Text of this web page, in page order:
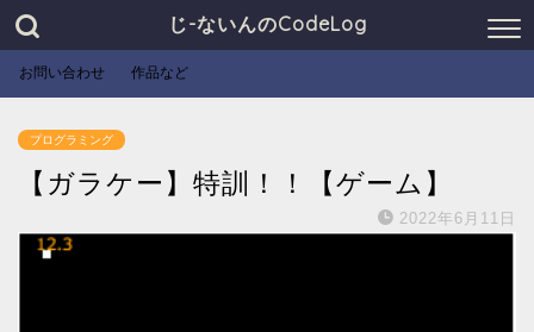
じ-ないんのCodeLog
お問い合わせ 作品など
プログラミング
【ガラケー】特訓！！【ゲーム】
2022年6月11日